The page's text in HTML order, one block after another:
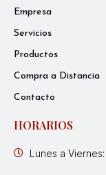
Empresa
Servicios
Productos
Compra a Distancia
Contacto
HORARIOS
Lunes a